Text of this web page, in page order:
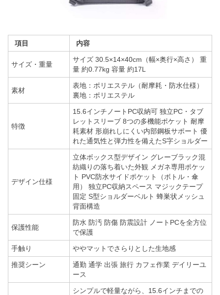
項目 内容
サイズ・重量
サイズ 30.5×14×40cm（幅×奥行×高さ） 重
量 約0.77kg 容量 約17L
素材
表地：ポリエステル（耐摩耗・防水仕様）
裏地：ポリエステル
特徴
15.6インチノートPC収納可 独立PC・タブ
レットスリーブ 8つの多機能ポケット 耐摩
耗素材 形崩れしにくい内部鋼板サポート 優
れた通気性と弾力性を備えたS字ショルダー
デザイン仕様
立体ボックス型デザイン グレーブラック混
紡織りの落ち着いた外観 メガネ専用ポケッ
ト PVC防水サイドポケット（ボトル・傘
用） 独立PC収納スペース マジックテープ
固定 S型ショルダーベルト 蜂巣状メッシュ
背面構造
保護性能
防水 防汚 防傷 防震設計 ノートPCを全方位
で保護
手触り ややマットでさらりとした生地感
推奨シーン
通勤 通学 出張 旅行 カフェ作業 デイリーユ
ース
シンプルで軽量ながら、15.6インチまでの